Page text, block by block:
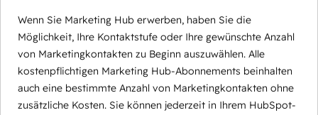
Wenn Sie Marketing Hub erwerben, haben Sie die
Möglichkeit, Ihre Kontaktstufe oder Ihre gewünschte Anzahl
von Marketingkontakten zu Beginn auszuwählen. Alle
kostenpflichtigen Marketing Hub-Abonnements beinhalten
auch eine bestimmte Anzahl von Marketingkontakten ohne
zusätzliche Kosten. Sie können jederzeit in Ihrem HubSpot-